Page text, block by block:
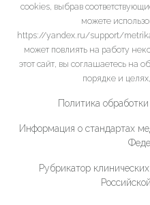
cookies, выбрав
можете
https://yandex.ru/support/
может повлиять на работу
этот сайт, вы соглашаетесь на
порядке и
Политика
Информация о стандартах
Рубрикатор